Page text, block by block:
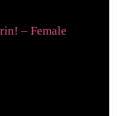
– Female